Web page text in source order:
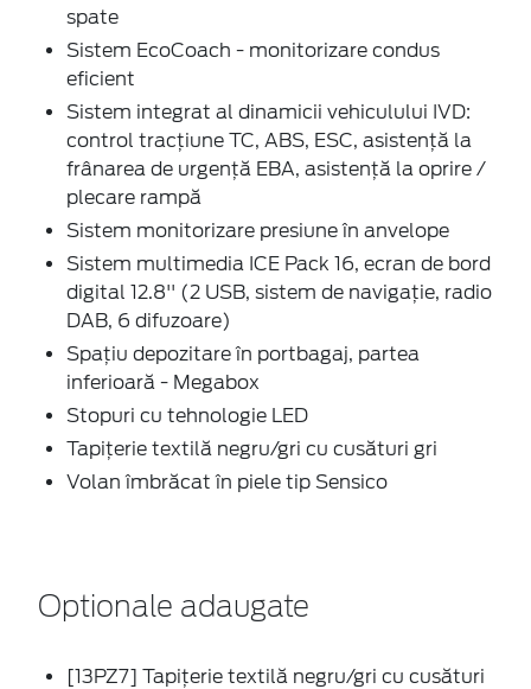
spate
Sistem EcoCoach - monitorizare condus
eficient
Sistem integrat al dinamicii vehiculului IVD:
control tracțiune TC, ABS, ESC, asistență la
frânarea de urgență EBA, asistență la oprire /
plecare rampă
Sistem monitorizare presiune în anvelope
Sistem multimedia ICE Pack 16, ecran de bord
digital 12.8'' (2 USB, sistem de navigație, radio
DAB, 6 difuzoare)
Spațiu depozitare în portbagaj, partea
inferioară - Megabox
Stopuri cu tehnologie LED
Tapițerie textilă negru/gri cu cusături gri
Volan îmbrăcat în piele tip Sensico
Optionale adaugate
[13PZ7] Tapițerie textilă negru/gri cu cusături